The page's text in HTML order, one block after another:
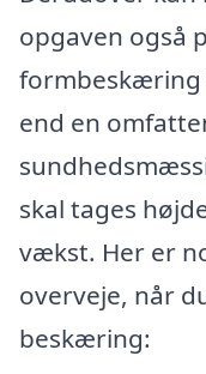
opgaven også
formbeskæring
end en
skal tages
vækst. Her er
overveje, når
beskæring: